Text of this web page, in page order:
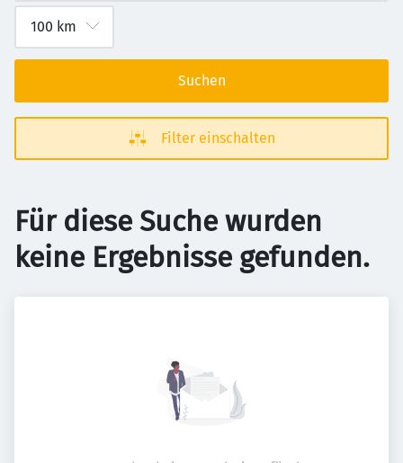
Suchen
Filter einschalten
Für diese Suche wurden
keine Ergebnisse gefunden.